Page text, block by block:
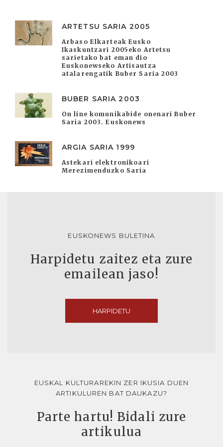
ARTETSU SARIA 2005
Arbaso Elkarteak Eusko
Ikaskuntzari 2005eko Artetsu
sarietako bat eman dio
Euskonewseko Artisautza
atalarengatik Buber Saria 2003
BUBER SARIA 2003
On line komunikabide onenari Buber
Saria 2003. Euskonews
ARGIA SARIA 1999
Astekari elektronikoari
Merezimenduzko Saria
EUSKONEWS BULETINA
Harpidetu zaitez eta zure
emailean jaso!
HARPIDETU
EUSKAL KULTURAREKIN ZER IKUSIA DUEN
ARTIKULUREN BAT DAUKAZU?
Parte hartu! Bidali zure
artikulua